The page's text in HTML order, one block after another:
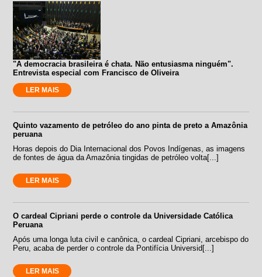
"A democracia brasileira é chata. Não entusiasma ninguém".
Entrevista especial com Francisco de Oliveira
LER MAIS
Quinto vazamento de petróleo do ano pinta de preto a Amazônia
peruana
Horas depois do Dia Internacional dos Povos Indígenas, as imagens
de fontes de água da Amazônia tingidas de petróleo volta[...]
LER MAIS
O cardeal Cipriani perde o controle da Universidade Católica
Peruana
Após uma longa luta civil e canônica, o cardeal Cipriani, arcebispo do
Peru, acaba de perder o controle da Pontifícia Universid[...]
LER MAIS